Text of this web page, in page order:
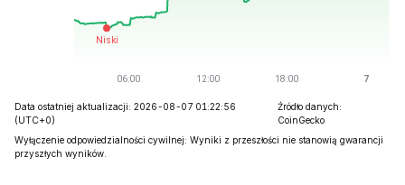
Data ostatniej aktualizacji: 2026-08-07 01:22:56
(UTC+0)
Źródło danych:
CoinGecko
Wyłączenie odpowiedzialności cywilnej: Wyniki z przeszłości nie stanowią gwarancji
przyszłych wyników.